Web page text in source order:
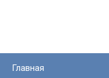
Главная